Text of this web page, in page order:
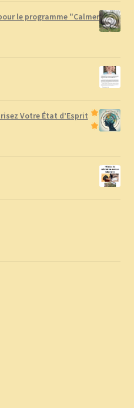
le programme "Calmer
Votre État d’Esprit